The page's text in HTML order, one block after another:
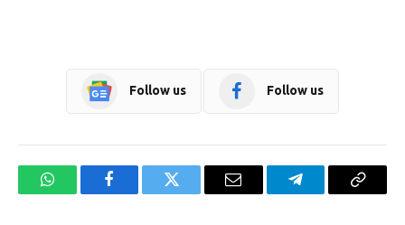
Follow us Follow us
WhatsAppFacebookTwitter Email TelegramCopy